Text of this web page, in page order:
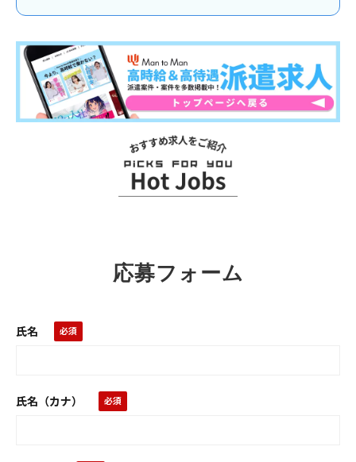
応募フォーム
氏名
氏名（カナ）